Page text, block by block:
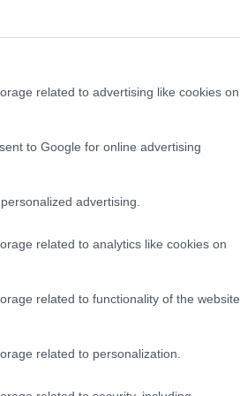
related to advertising like cookies on
to Google for online advertising
advertising.
related to analytics like cookies on
related to functionality of the website
related to personalization.
τα 8 καλύτερα ξενοδοχεία